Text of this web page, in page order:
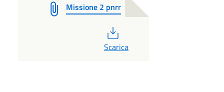
Missione 2 pnrr
PDF
Scarica